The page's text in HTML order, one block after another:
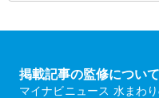
掲載記事の監修について
マイナビニュース 水まわ